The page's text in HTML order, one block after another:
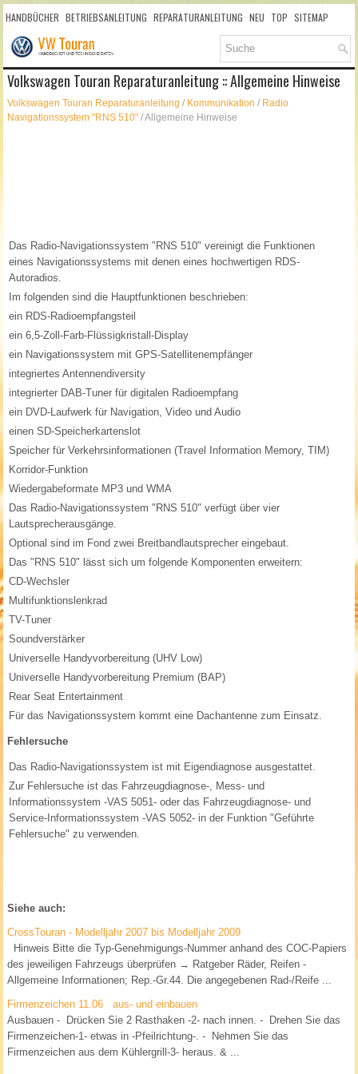
HANDBÜCHER BETRIEBSANLEITUNG REPARATURANLEITUNG NEU TOP SITEMAP
SUCHLAUF
Volkswagen Touran Reparaturanleitung :: Allgemeine Hinweise
Volkswagen Touran Reparaturanleitung / Kommunikation / Radio
Navigationssystem "RNS 510" / Allgemeine Hinweise
Das Radio-Navigationssystem "RNS 510" vereinigt die Funktionen
eines Navigationssystems mit denen eines hochwertigen RDS-
Autoradios.
Im folgenden sind die Hauptfunktionen beschrieben:
ein RDS-Radioempfangsteil
ein 6,5-Zoll-Farb-Flüssigkristall-Display
ein Navigationssystem mit GPS-Satellitenempfänger
integriertes Antennendiversity
integrierter DAB-Tuner für digitalen Radioempfang
ein DVD-Laufwerk für Navigation, Video und Audio
einen SD-Speicherkartenslot
Speicher für Verkehrsinformationen (Travel Information Memory, TIM)
Korridor-Funktion
Wiedergabeformate MP3 und WMA
Das Radio-Navigationssystem "RNS 510" verfügt über vier
Lautsprecherausgänge.
Optional sind im Fond zwei Breitbandlautsprecher eingebaut.
Das "RNS 510" lässt sich um folgende Komponenten erweitern:
CD-Wechsler
Multifunktionslenkrad
TV-Tuner
Soundverstärker
Universelle Handyvorbereitung (UHV Low)
Universelle Handyvorbereitung Premium (BAP)
Rear Seat Entertainment
Für das Navigationssystem kommt eine Dachantenne zum Einsatz.
Fehlersuche
Das Radio-Navigationssystem ist mit Eigendiagnose ausgestattet.
Zur Fehlersuche ist das Fahrzeugdiagnose-, Mess- und
Informationssystem -VAS 5051- oder das Fahrzeugdiagnose- und
Service-Informationssystem -VAS 5052- in der Funktion "Geführte
Fehlersuche" zu verwenden.
Siehe auch:
CrossTouran - Modelljahr 2007 bis Modelljahr 2009
Hinweis Bitte die Typ-Genehmigungs-Nummer anhand des COC-Papiers
des jeweiligen Fahrzeugs überprüfen → Ratgeber Räder, Reifen -
Allgemeine Informationen; Rep.-Gr.44. Die angegebenen Rad-/Reife ...
Firmenzeichen 11.06 aus- und einbauen
Ausbauen - Drücken Sie 2 Rasthaken -2- nach innen. - Drehen Sie das
Firmenzeichen-1- etwas in -Pfeilrichtung-. - Nehmen Sie das
Firmenzeichen aus dem Kühlergrill-3- heraus. & ...